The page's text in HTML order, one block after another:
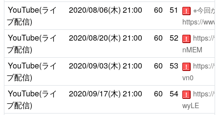
YouTube(ライ
ブ配信)
2020/08/06(木) 21:00 60 51 ！
※今回
https://
YouTube(ライ
ブ配信)
2020/08/20(木) 21:00 60 52 ！
https://
nMEM
YouTube(ライ
ブ配信)
2020/09/03(木) 21:00 60 53 ！
https://
vn0
YouTube(ライ
ブ配信)
2020/09/17(木) 21:00 60 54 ！
https://
wyLE